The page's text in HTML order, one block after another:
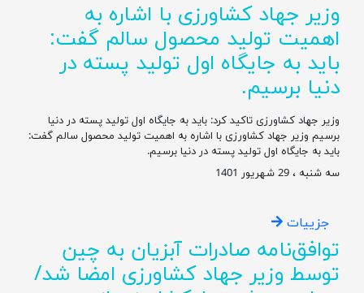
وزیر جهاد کشاورزی با اشاره به
اهمیت تولید محصول سالم گفت:
باید به جایگاه اول تولید پسته در
دنیا برسیم.
وزیر جهاد کشاورزی تاکید کرد: باید به جایگاه اول تولید پسته در دنیا
برسیم وزیر جهاد کشاورزی با اشاره به اهمیت تولید محصول سالم گفت:
باید به جایگاه اول تولید پسته در دنیا برسیم.
سه شنبه ، 29 شهریور 1401
جزییات
توافق‌نامه صادرات آبزیان به چین
توسط وزیر جهاد کشاورزی امضا شد/